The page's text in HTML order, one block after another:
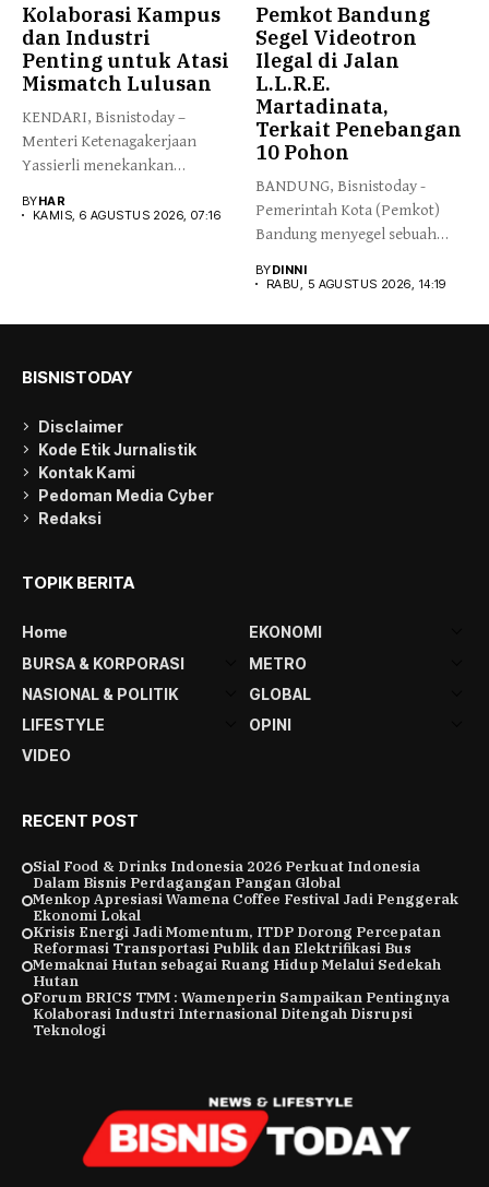
Kolaborasi Kampus
dan Industri
Penting untuk Atasi
Mismatch Lulusan
KENDARI, Bisnistoday –
Menteri Ketenagakerjaan
Yassierli menekankan
lebih erat...
BYHAR
KAMIS, 6 AGUSTUS 2026, 07:16
Pemkot Bandung
Segel Videotron
Ilegal di Jalan
L.L.R.E.
Martadinata,
Terkait Penebangan
10 Pohon
BANDUNG, Bisnistoday -
Pemerintah Kota (Pemkot)
Bandung menyegel sebuah
BYDINNI
RABU, 5 AGUSTUS 2026, 14:19
BISNISTODAY
Disclaimer
Kode Etik Jurnalistik
Kontak Kami
Pedoman Media Cyber
Redaksi
TOPIK BERITA
Home
EKONOMI
BURSA & KORPORASI
METRO
NASIONAL & POLITIK
GLOBAL
LIFESTYLE
OPINI
VIDEO
RECENT POST
Sial Food & Drinks Indonesia 2026 Perkuat Indonesia
Dalam Bisnis Perdagangan Pangan Global
Menkop Apresiasi Wamena Coffee Festival Jadi Penggerak
Ekonomi Lokal
Krisis Energi Jadi Momentum, ITDP Dorong Percepatan
Reformasi Transportasi Publik dan Elektrifikasi Bus
Memaknai Hutan sebagai Ruang Hidup Melalui Sedekah
Hutan
Forum BRICS TMM : Wamenperin Sampaikan Pentingnya
Kolaborasi Industri Internasional Ditengah Disrupsi
Teknologi